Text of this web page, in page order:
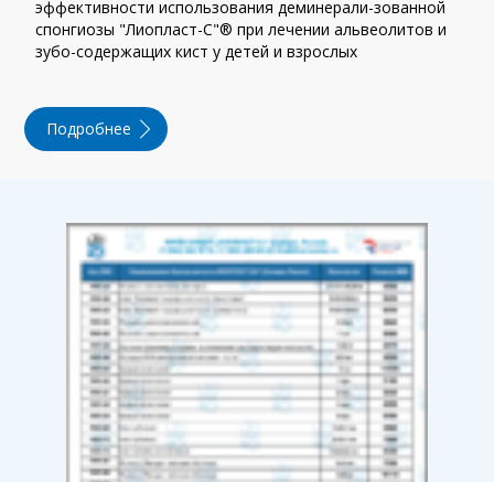
эффективности использования деминерали-зованной
спонгиозы "Лиопласт-С"® при лечении альвеолитов и
зубо-содержащих кист у детей и взрослых
Подробнее